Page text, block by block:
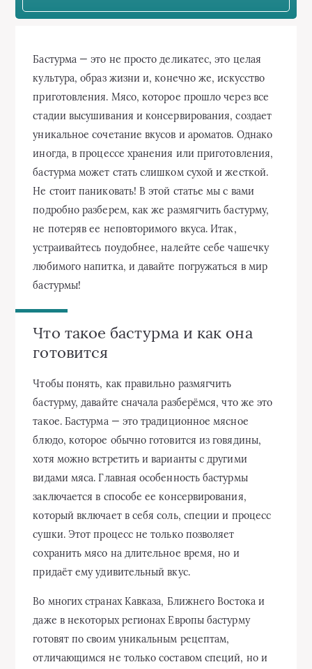
Бастурма — это не просто деликатес, это целая
культура, образ жизни и, конечно же, искусство
приготовления. Мясо, которое прошло через все
стадии высушивания и консервирования, создает
уникальное сочетание вкусов и ароматов. Однако
иногда, в процессе хранения или приготовления,
бастурма может стать слишком сухой и жесткой.
Не стоит паниковать! В этой статье мы с вами
подробно разберем, как же размягчить бастурму,
не потеряв ее неповторимого вкуса. Итак,
устраивайтесь поудобнее, налейте себе чашечку
любимого напитка, и давайте погружаться в мир
бастурмы!
Что такое бастурма и как она
готовится
Чтобы понять, как правильно размягчить
бастурму, давайте сначала разберёмся, что же это
такое. Бастурма — это традиционное мясное
блюдо, которое обычно готовится из говядины,
хотя можно встретить и варианты с другими
видами мяса. Главная особенность бастурмы
заключается в способе ее консервирования,
который включает в себя соль, специи и процесс
сушки. Этот процесс не только позволяет
сохранить мясо на длительное время, но и
придаёт ему удивительный вкус.
Во многих странах Кавказа, Ближнего Востока и
даже в некоторых регионах Европы бастурму
готовят по своим уникальным рецептам,
отличающимся не только составом специй, но и